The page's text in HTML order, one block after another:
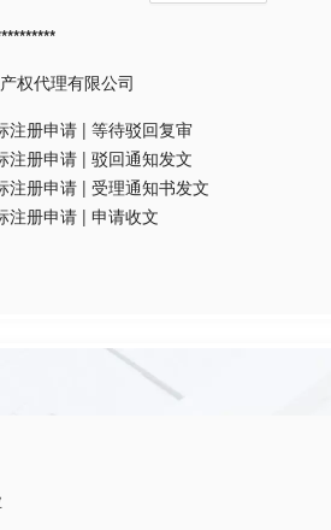
权代理有限公司
注册申请 | 等待驳回复审
注册申请 | 驳回通知发文
注册申请 | 受理通知书发文
注册申请 | 申请收文